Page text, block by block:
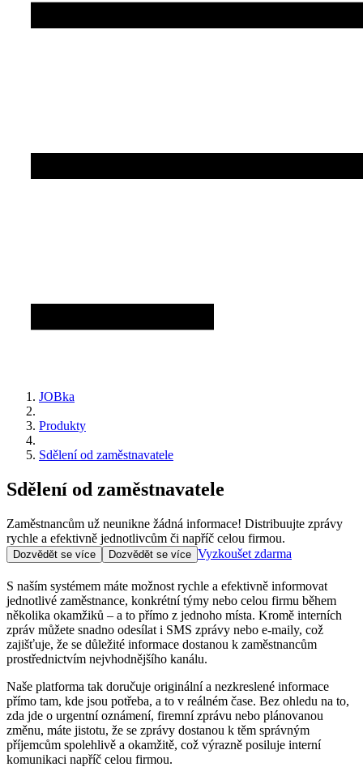
JOBka
Produkty
Sdělení od zaměstnavatele
Sdělení od zaměstnavatele
Zaměstnancům už neunikne žádná informace! Distribuujte zprávy
rychle a efektivně jednotlivcům či napříč celou firmou.
Dozvědět se více Dozvědět se více Vyzkoušet zdarma
S naším systémem máte možnost rychle a efektivně informovat
jednotlivé zaměstnance, konkrétní týmy nebo celou firmu během
několika okamžiků – a to přímo z jednoho místa. Kromě interních
zpráv můžete snadno odesílat i SMS zprávy nebo e-maily, což
zajišťuje, že se důležité informace dostanou k zaměstnancům
prostřednictvím nejvhodnějšího kanálu.
Naše platforma tak doručuje originální a nezkreslené informace
přímo tam, kde jsou potřeba, a to v reálném čase. Bez ohledu na to,
zda jde o urgentní oznámení, firemní zprávu nebo plánovanou
změnu, máte jistotu, že se zprávy dostanou k těm správným
příjemcům spolehlivě a okamžitě, což výrazně posiluje interní
komunikaci napříč celou firmou.